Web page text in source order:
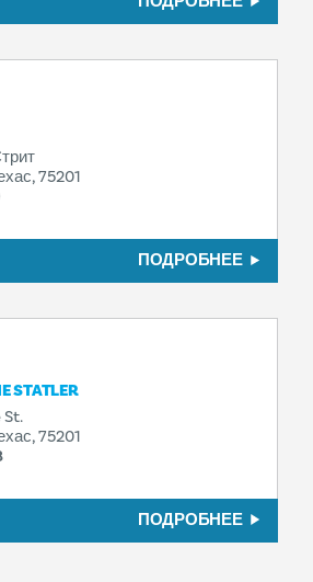
75201
ПОДРОБНЕЕ
STATLER
St.
75201
ПОДРОБНЕЕ